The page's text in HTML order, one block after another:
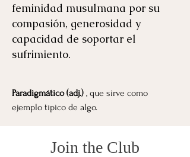
feminidad musulmana por su
compasión, generosidad y
capacidad de soportar el
sufrimiento.
Paradigmático (adj.) , que sirve como
ejemplo típico de algo.
Join the Club